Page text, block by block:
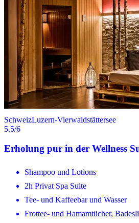
SchweizLuzern-Vierwaldstättersee
5.5/6
Erholung pur in der Wellness
Shampoo und Lotions
2h Privat Spa Suite
Tee- und Kaffeebar und Wasser
Frottee- und Hamamtücher,